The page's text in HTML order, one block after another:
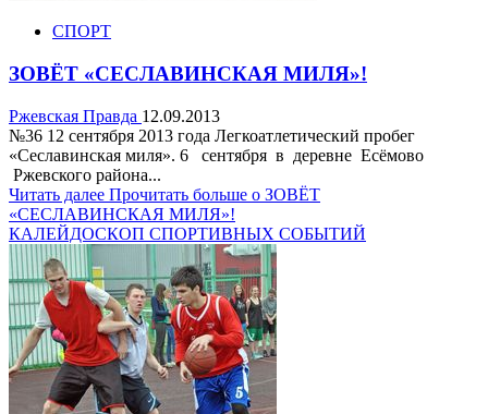
СПОРТ
ЗОВЁТ «СЕСЛАВИНСКАЯ МИЛЯ»!
Ржевская Правда 12.09.2013
№36 12 сентября 2013 года Легкоатлетический пробег
«Сеславинская миля». 6 сентября в деревне Есёмово
Ржевского района...
Читать далее Прочитать больше о ЗОВЁТ
«СЕСЛАВИНСКАЯ МИЛЯ»!
КАЛЕЙДОСКОП СПОРТИВНЫХ СОБЫТИЙ